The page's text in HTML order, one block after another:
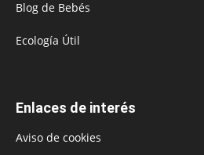
Blog de Bebés
Ecología Útil
Enlaces de interés
Aviso de cookies